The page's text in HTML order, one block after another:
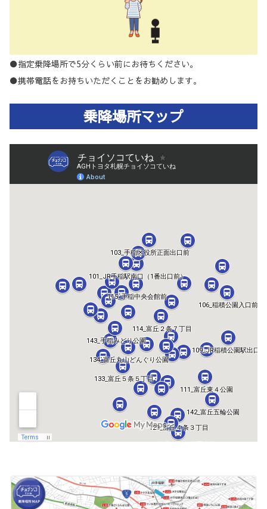
●指定乗降場所で5分くらい前にお待ちください。
●携帯電話をお持ちいただくことをお勧めします。
乗降場所マップ